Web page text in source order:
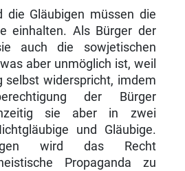
die Gläubigen müssen die
einhalten. Als Bürger der
auch die sowjetischen
aber unmöglich ist, weil
selbst widerspricht, imdem
der Bürger
sie aber in zwei
und Gläubige.
wird das Recht
Propaganda zu